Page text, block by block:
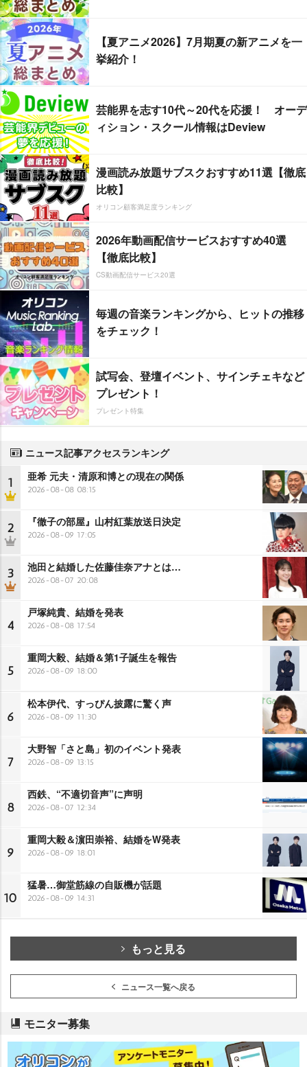
【夏アニメ2026】7月期夏の新アニメを一
挙紹介！
芸能界を志す10代～20代を応援！ オーデ
ィション・スクール情報はDeview
漫画読み放題サブスクおすすめ11選【徹底
比較】
オリコン顧客満足度ランキング
2026年動画配信サービスおすすめ40選
【徹底比較】
CS動画配信サービス20選
毎週の音楽ランキングから、ヒットの推移
をチェック！
試写会、登壇イベント、サインチェキなど
プレゼント！
プレゼント特集
ニュース記事アクセスランキング
1 亜希 元夫・清原和博との現在の関係
2026-08-08 08:15
2 『徹子の部屋』山村紅葉放送日決定
2026-08-09 17:05
3 池田と結婚した佐藤佳奈アナとは…
2026-08-07 20:08
4
戸塚純貴、結婚を発表
2026-08-08 17:54
5
重岡大毅、結婚＆第1子誕生を報告
2026-08-09 18:00
6
松本伊代、すっぴん披露に驚く声
2026-08-09 11:30
7
大野智「さと島」初のイベント発表
2026-08-09 13:15
8
西鉄、“不適切音声”に声明
2026-08-07 12:34
9
重岡大毅＆濵田崇裕、結婚をW発表
2026-08-09 18:01
10
猛暑…御堂筋線の自販機が話題
2026-08-09 14:31
もっと見る
ニュース一覧へ戻る
モニター募集